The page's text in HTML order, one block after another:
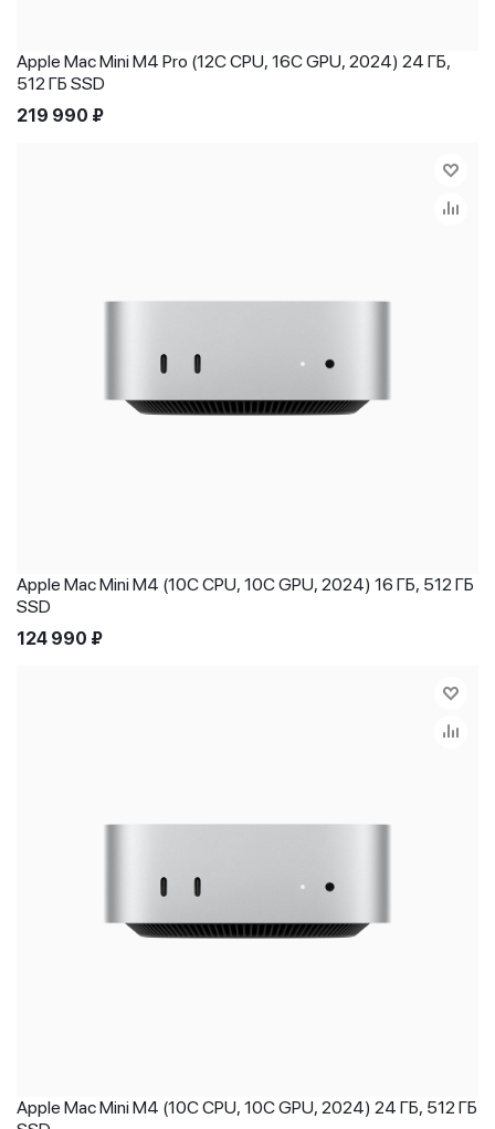
Apple Mac Mini M4 Pro (12C CPU, 16C GPU, 2024) 24 ГБ,
512 ГБ SSD
219 990 ₽
Apple Mac Mini M4 (10C CPU, 10C GPU, 2024) 16 ГБ, 512 ГБ
SSD
124 990 ₽
Apple Mac Mini M4 (10C CPU, 10C GPU, 2024) 24 ГБ, 512 ГБ